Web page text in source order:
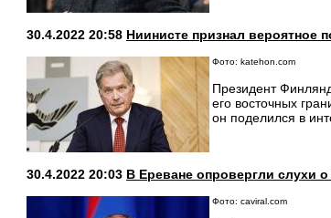
30.4.2022 20:58 Ниинисте признал вероятное
Фото: katehon.com
Президент
его восточных
он поделился в
30.4.2022 20:03 В Ереване опровергли слухи
Фото: caviral.com